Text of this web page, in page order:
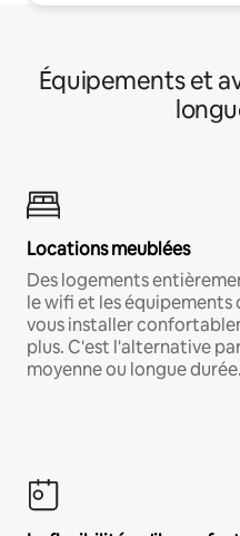
Équipements et
Locations meublées
Des logements
le wifi et les équipements
vous installer
plus. C'est l'alternative
moyenne ou longue durée.